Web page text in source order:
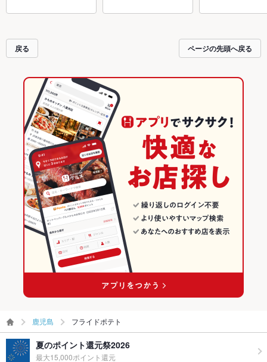
戻る ページの先頭へ戻る
鹿児島 フライドポテト
夏のポイント還元祭2026
最大15,000ポイント還元